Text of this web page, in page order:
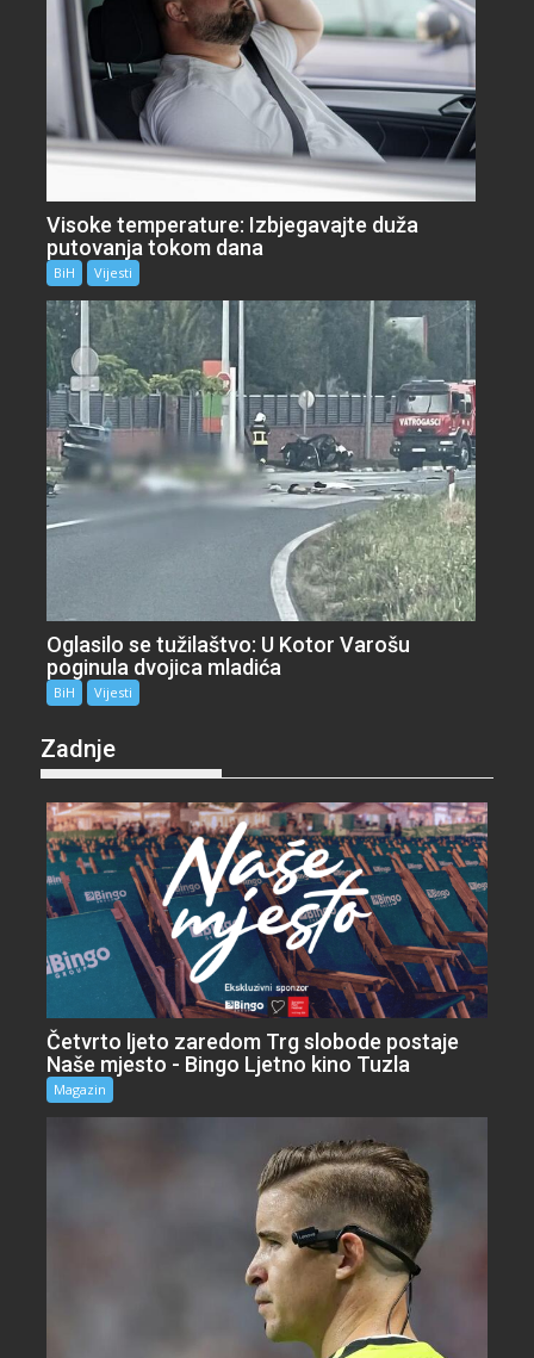
Visoke temperature: Izbjegavajte duža
putovanja tokom dana
BiH Vijesti
Oglasilo se tužilaštvo: U Kotor Varošu
poginula dvojica mladića
BiH Vijesti
Zadnje
Četvrto ljeto zaredom Trg slobode postaje
Naše mjesto - Bingo Ljetno kino Tuzla
Magazin